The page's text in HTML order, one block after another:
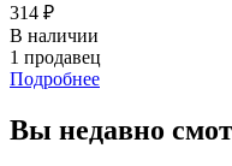
314 ₽
В наличии
1 продавец
Подробнее
Вы недавно